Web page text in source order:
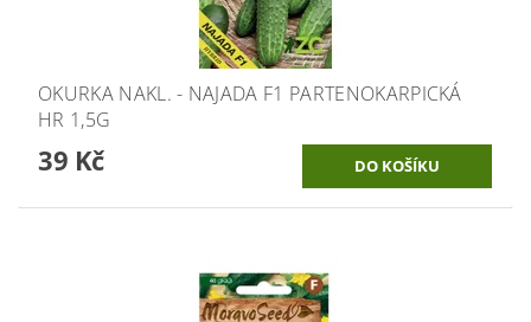
OKURKA NAKL. - NAJADA F1 PARTENOKARPICKÁ
HR 1,5G
39 Kč